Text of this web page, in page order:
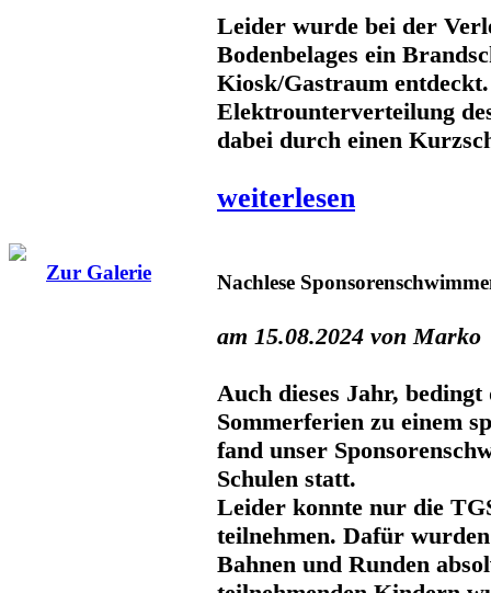
Leider wurde bei der
Bodenbelages ein
Kiosk/Gastraum
Elektrounterverteilung
dabei durch einen
weiterlesen
Zur Galerie Nachlese
am 15.08.2024 von Marko
Auch dieses Jahr,
Sommerferien zu einem
fand unser
Schulen statt.
Leider konnte nur die
teilnehmen. Dafür
Bahnen und Runden